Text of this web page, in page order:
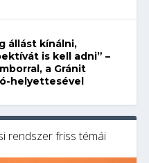
állást kínálni,
is kell adni” –
a Gránit
helyettesével
rendszer friss témái